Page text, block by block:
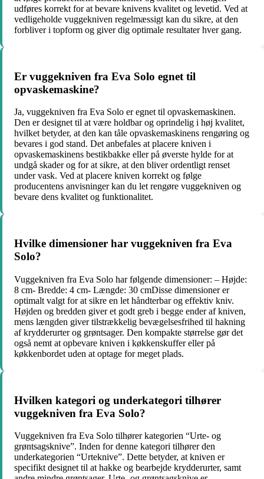
udføres korrekt for at bevare knivens kvalitet og levetid. Ved at
vedligeholde vuggekniven regelmæssigt kan du sikre, at den
forbliver i topform og giver dig optimale resultater hver gang.
Er vuggekniven fra Eva Solo egnet til
opvaskemaskine?
Ja, vuggekniven fra Eva Solo er egnet til opvaskemaskinen.
Den er designet til at være holdbar og oprindelig i høj kvalitet,
hvilket betyder, at den kan tåle opvaskemaskinens rengøring og
bevares i god stand. Det anbefales at placere kniven i
opvaskemaskinens bestikbakke eller på øverste hylde for at
undgå skader og for at sikre, at den bliver ordentligt renset
under vask. Ved at placere kniven korrekt og følge
producentens anvisninger kan du let rengøre vuggekniven og
bevare dens kvalitet og funktionalitet.
Hvilke dimensioner har vuggekniven fra Eva
Solo?
Vuggekniven fra Eva Solo har følgende dimensioner: – Højde:
8 cm- Bredde: 4 cm- Længde: 30 cmDisse dimensioner er
optimalt valgt for at sikre en let håndterbar og effektiv kniv.
Højden og bredden giver et godt greb i begge ender af kniven,
mens længden giver tilstrækkelig bevægelsesfrihed til hakning
af krydderurter og grøntsager. Den kompakte størrelse gør det
også nemt at opbevare kniven i køkkenskuffer eller på
køkkenbordet uden at optage for meget plads.
Hvilken kategori og underkategori tilhører
vuggekniven fra Eva Solo?
Vuggekniven fra Eva Solo tilhører kategorien “Urte- og
grøntsagsknive”. Inden for denne kategori tilhører den
underkategorien “Urteknive”. Dette betyder, at kniven er
specifikt designet til at hakke og bearbejde krydderurter, samt